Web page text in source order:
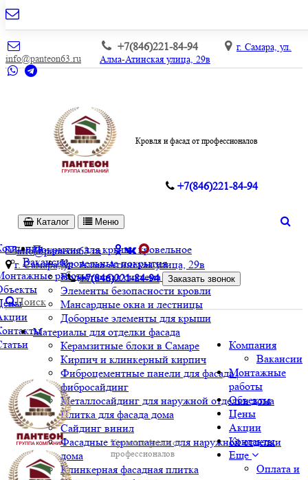
info@panteon63.ru
+7(846)221-84-94
г. Самара, ул.
Алма-Атинская улица, 29в
Кровля и фасад от профессионалов
+7(846)221-84-94
Каталог Меню
Вакансии
работы
Покрытие для крыши кровельное
Кровельные покрытия
Водосточная система и софиты
Элементы безопасности кровли
Мансардные окна и лестницы
Доборные элементы для крыши
Материалы для отделки фасада
Керамзитные блоки в Самаре
Кирпич и клинкерный кирпич
Фиброцементные панели для фасада |
фибросайдинг
Металлосайдинг для наружной отделки дома
Плитка для фасада дома
Сайдинг винил
Фасадные термопанели для наружной отделки
дома
Клинкерная фасадная плитка
info@panteon63.ru
г. Самара, ул. Алма-Атинская улица, 29в
+7(846)221-84-94
Заказать звонок
Поиск
Кровля и фасад от
профессионалов
Компания
Вакансии
Монтажные
работы
Объекты
Цены
Акции
Контакты
Еще
Оплата и